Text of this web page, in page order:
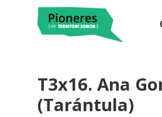
T3x16. Ana
(Tarántula)